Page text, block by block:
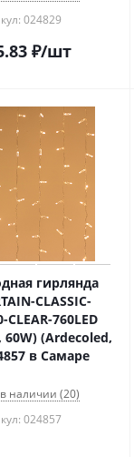
024829
₽/шт
гирлянда
CLASSIC-
CLEAR-760LED
60W) (Ardecoled,
в Самаре
наличии (20)
024857